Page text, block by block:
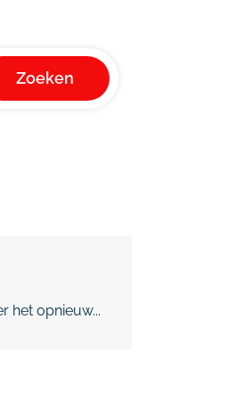
Zoeken
het opnieuw...